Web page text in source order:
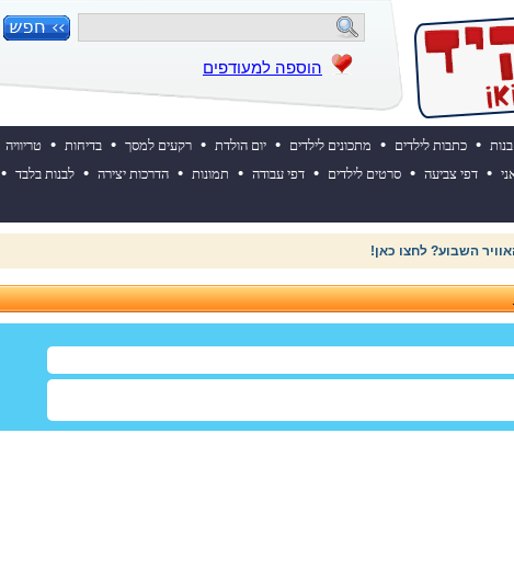
הוספה למעודפים
• כתבות לילדים • מתכונים לילדים • יום הולדת • רקעים למסך • בדיחות • טריוויה
• דפי צביעה • סרטים לילדים • דפי עבודה • תמונות • הדרכות יצירה • לבנות בלבד •
השבוע? לחצו כאן!